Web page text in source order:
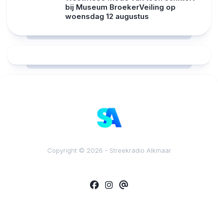
bij Museum BroekerVeiling op
woensdag 12 augustus
Copyright © 2026 - Streekradio Alkmaar